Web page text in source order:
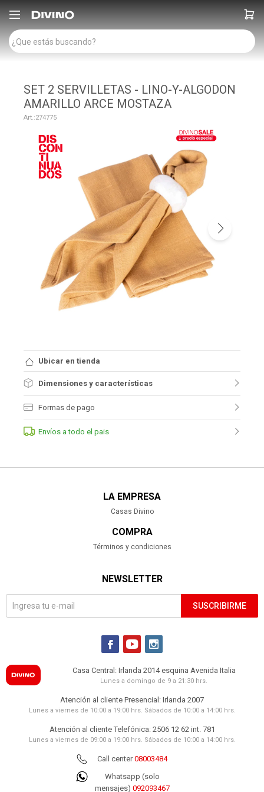

SET 2 SERVILLETAS - LINO-Y-ALGODON
AMARILLO ARCE MOSTAZA
274775
Ubicar en tienda
Dimensiones y características
Formas de pago
Envíos a todo el pais
LA EMPRESA
Casas Divino
COMPRA
Términos y condiciones
NEWSLETTER
SUSCRIBIRME
  
Casa Central: Irlanda 2014 esquina Avenida Italia
Lunes a domingo de 9 a 21:30 hrs.
Atención al cliente Presencial: Irlanda 2007
Lunes a viernes de 10:00 a 19:00 hrs. Sábados de 10:00 a 14:00 hrs.
Atención al cliente Telefónica: 2506 12 62 int. 781
Lunes a viernes de 09:00 a 19:00 hrs. Sábados de 10:00 a 14:00 hrs.
Call center08003484
Whatsapp (solo
mensajes) 092093467